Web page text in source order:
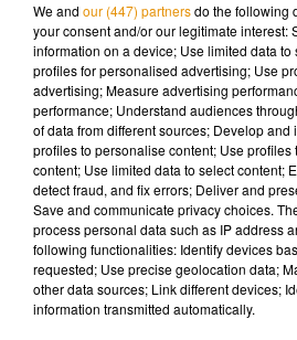
Cet incident s’inscrit dans un
de la Palmyre, où un rhinocéros a
par un visiteurla semaine dernière.
We and our (447) partnersdo the following
your consent and/or our legitimate interest:
information on a device; Use limited data
profiles for personalised advertising; Use
advertising; Measure advertising
performance; Understand audiences
of data from different sources; Develop
profiles to personalise content; Use profiles
content; Use limited data to select content;
detect fraud, and fix errors; Deliver and
Save and communicate privacy choices.
process personal data such as IP address
following functionalities: Identify devices
requested; Use precise geolocation data;
other data sources; Link different devices;
information transmitted automatically.